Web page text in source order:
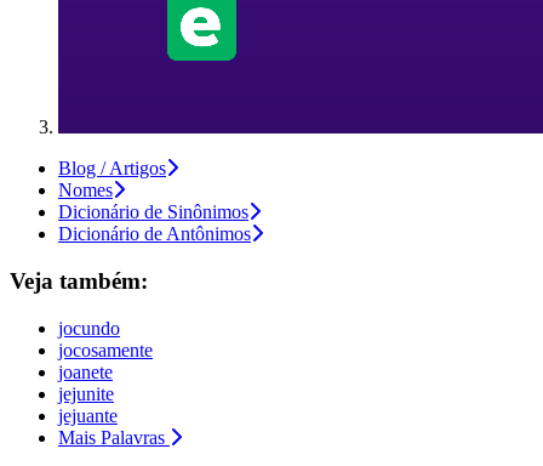
Blog / Artigos
Nomes
Dicionário de Sinônimos
Dicionário de Antônimos
Veja também:
jocundo
jocosamente
joanete
jejunite
jejuante
Mais Palavras